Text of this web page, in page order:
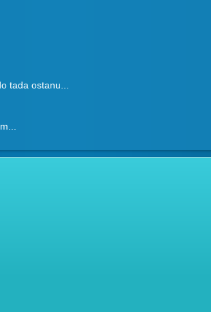
tada ostanu...